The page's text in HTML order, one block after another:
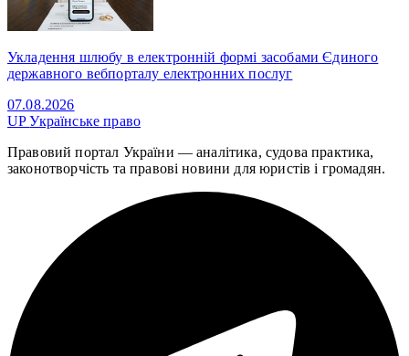
Укладення шлюбу в електронній формі засобами Єдиного
державного вебпорталу електронних послуг
07.08.2026
UPУкраїнське право
Правовий портал України — аналітика, судова практика,
законотворчість та правові новини для юристів і громадян.